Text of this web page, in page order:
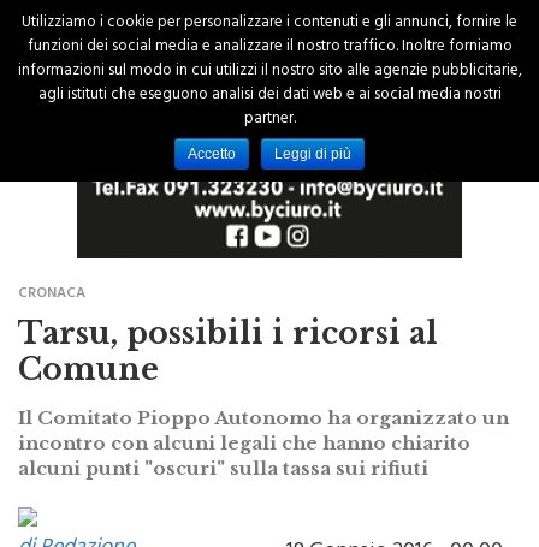
CRONACA
Tarsu, possibili i ricorsi al
Comune
Il Comitato Pioppo Autonomo ha organizzato un
incontro con alcuni legali che hanno chiarito
alcuni punti "oscuri" sulla tassa sui rifiuti
di Redazione
Utilizziamo i cookie per personalizzare i contenuti e gli annunci, fornire le
funzioni dei social media e analizzare il nostro traffico. Inoltre forniamo
informazioni sul modo in cui utilizzi il nostro sito alle agenzie pubblicitarie,
agli istituti che eseguono analisi dei dati web e ai social media nostri
partner.
Accetto Leggi di più